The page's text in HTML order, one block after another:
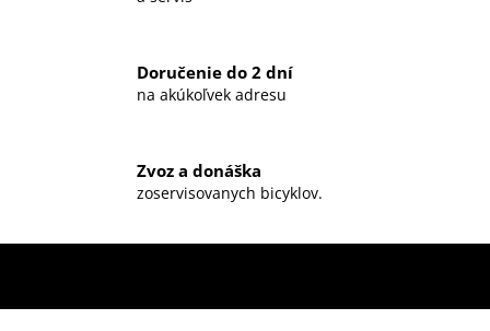
Doručenie do 2 dní
na akúkoľvek adresu
Zvoz a donáška
zoservisovanych bicyklov.